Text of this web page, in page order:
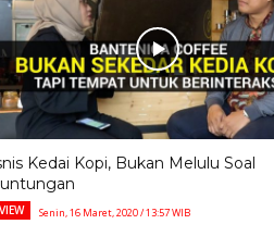
Kedai Kopi, Bukan Melulu Soal
Senin, 16 Maret, 2020 / 13:57 WIB